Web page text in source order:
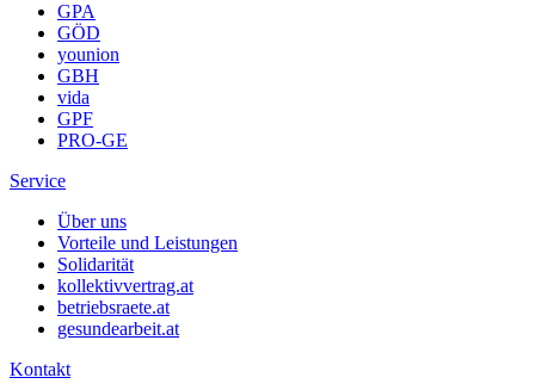
GPA
GÖD
younion
GBH
vida
GPF
PRO-GE
Service
Über uns
Vorteile und Leistungen
Solidarität
kollektivvertrag.at
betriebsraete.at
gesundearbeit.at
Kontakt